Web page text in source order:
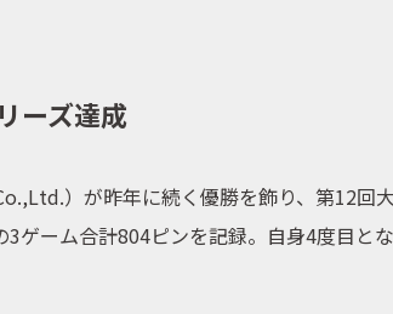
ーズ達成
）が昨年に続く優勝を飾り、第12回
ゲーム合計804ピンを記録。自身4度目と